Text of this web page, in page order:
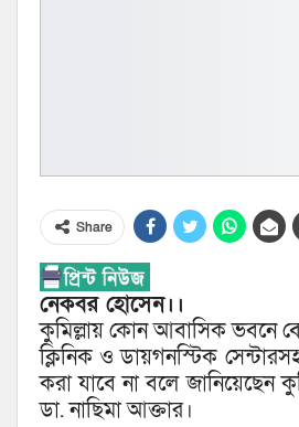
Share
নেকবর হোসেন।।
কুমিল্লায় কোন আবাসিক ভবনে
ক্লিনিক ও ডায়গনস্টিক সেন্টারসহ
করা যাবে না বলে জানিয়েছেন
ডা. নাছিমা আক্তার।